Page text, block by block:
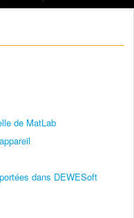
de MatLab
dans DEWESoft